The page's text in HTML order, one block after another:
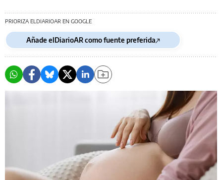
PRIORIZA ELDIARIOAR EN GOOGLE
Añade elDiarioAR como fuente preferida